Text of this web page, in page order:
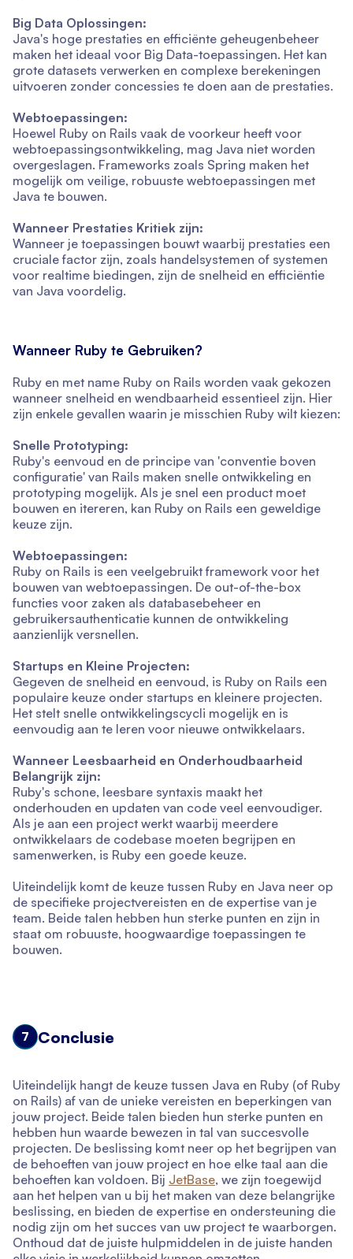
Big Data Oplossingen:
Java's hoge prestaties en efficiënte geheugenbeheer
maken het ideaal voor Big Data-toepassingen. Het kan
grote datasets verwerken en complexe berekeningen
uitvoeren zonder concessies te doen aan de prestaties.
Webtoepassingen:
Hoewel Ruby on Rails vaak de voorkeur heeft voor
webtoepassingsontwikkeling, mag Java niet worden
overgeslagen. Frameworks zoals Spring maken het
mogelijk om veilige, robuuste webtoepassingen met
Java te bouwen.
Wanneer Prestaties Kritiek zijn:
Wanneer je toepassingen bouwt waarbij prestaties een
cruciale factor zijn, zoals handelsystemen of systemen
voor realtime biedingen, zijn de snelheid en efficiëntie
van Java voordelig.
Wanneer Ruby te Gebruiken?
Ruby en met name Ruby on Rails worden vaak gekozen
wanneer snelheid en wendbaarheid essentieel zijn. Hier
zijn enkele gevallen waarin je misschien Ruby wilt kiezen:
Snelle Prototyping:
Ruby's eenvoud en de principe van 'conventie boven
configuratie' van Rails maken snelle ontwikkeling en
prototyping mogelijk. Als je snel een product moet
bouwen en itereren, kan Ruby on Rails een geweldige
keuze zijn.
Webtoepassingen:
Ruby on Rails is een veelgebruikt framework voor het
bouwen van webtoepassingen. De out-of-the-box
functies voor zaken als databasebeheer en
gebruikersauthenticatie kunnen de ontwikkeling
aanzienlijk versnellen.
Startups en Kleine Projecten:
Gegeven de snelheid en eenvoud, is Ruby on Rails een
populaire keuze onder startups en kleinere projecten.
Het stelt snelle ontwikkelingscycli mogelijk en is
eenvoudig aan te leren voor nieuwe ontwikkelaars.
Wanneer Leesbaarheid en Onderhoudbaarheid
Belangrijk zijn:
Ruby's schone, leesbare syntaxis maakt het
onderhouden en updaten van code veel eenvoudiger.
Als je aan een project werkt waarbij meerdere
ontwikkelaars de codebase moeten begrijpen en
samenwerken, is Ruby een goede keuze.
Uiteindelijk komt de keuze tussen Ruby en Java neer op
de specifieke projectvereisten en de expertise van je
team. Beide talen hebben hun sterke punten en zijn in
staat om robuuste, hoogwaardige toepassingen te
bouwen.
7 Conclusie
Uiteindelijk hangt de keuze tussen Java en Ruby (of Ruby
on Rails) af van de unieke vereisten en beperkingen van
jouw project. Beide talen bieden hun sterke punten en
hebben hun waarde bewezen in tal van succesvolle
projecten. De beslissing komt neer op het begrijpen van
de behoeften van jouw project en hoe elke taal aan die
behoeften kan voldoen. Bij JetBase, we zijn toegewijd
aan het helpen van u bij het maken van deze belangrijke
beslissing, en bieden de expertise en ondersteuning die
nodig zijn om het succes van uw project te waarborgen.
Onthoud dat de juiste hulpmiddelen in de juiste handen